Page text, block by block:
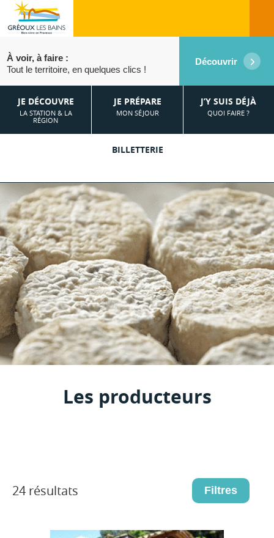
JE DÉCOUVRE
LA STATION & LA
RÉGION
JE PRÉPARE
MON SÉJOUR
J’Y SUIS DÉJÀ
QUOI FAIRE ?
BILLETTERIE
À voir, à faire :
Tout le territoire, en quelques clics !
Découvrir
Les producteurs
24 résultats Filtres